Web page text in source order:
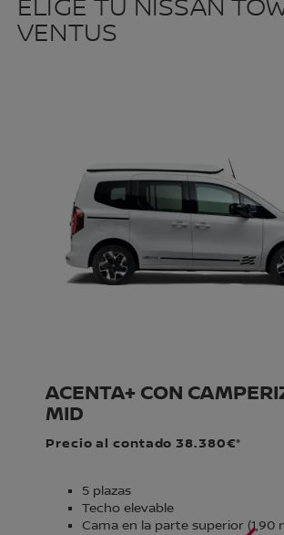
ELIGE TU NISSAN
VENTUS
ACENTA+ CON
MID
Precio al contado 38.380€*
5 plazas
Techo elevable
Cama en la parte superior (1,90